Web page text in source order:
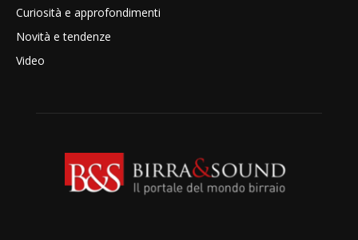
Curiosità e approfondimenti
Novità e tendenze
Video